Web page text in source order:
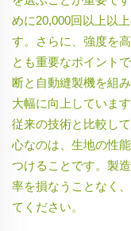
めに20,000回以上以
す。さらに、強度を
とも重要なポイント
断と自動縫製機を組
大幅に向上していま
従来の技術と比較し
心なのは、生地の性
つけることです。製
率を損なうことなく
てください。